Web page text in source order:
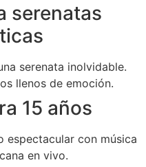
serenatas
serenata inolvidable.
llenos de emoción.
15 años
espectacular con música
en vivo.